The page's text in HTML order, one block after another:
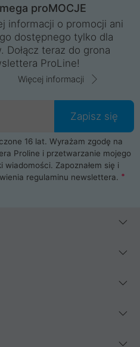
Gliwice, Kalisz, Bytom,
obsługa!
polskim kapitałem. Działamy
kraju! Posiadamy siedzibę
na terenie kraju. Cała
ProLine jest
notebooka albo laptopa w
i pełne bezpieczeństwo.
i części komputerowe
płyty główne, pamięci,
pracownicy pomogą Ci wybrać
oraz obudowę do komputera.
najlepsze na rynku
jak Xiaomi, Apple, Samsung i
to wszystko, możesz
proMOCJE
informacji o promocji ani
dostępnego tylko dla
Dołącz teraz do grona
ProLine!
Więcej informacji
Zapisz się
16 lat. Wyrażam zgodę na
Proline i przetwarzanie mojego
wiadomości. Zapoznałem się i
regulaminu newslettera.